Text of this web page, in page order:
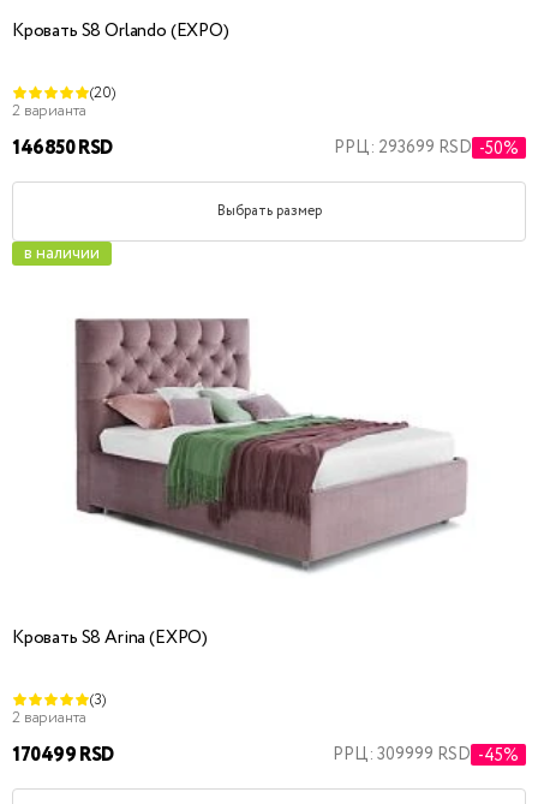
Кровать S8 Orlando (EXPO)
(20)
2 варианта
146850 RSD РРЦ: 293699 RSD -50%
Выбрать размер
в наличии
Кровать S8 Arina (EXPO)
(3)
2 варианта
170499 RSD РРЦ: 309999 RSD -45%